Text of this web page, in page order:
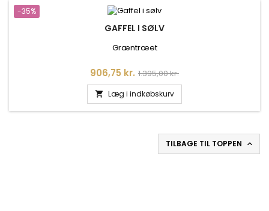
-35%
GAFFEL I SØLV
Græntræet
Pris
906,75 kr. Normalpris
1.395,00 kr.
 Læg i indkøbskurv
TILBAGE TIL TOPPEN 